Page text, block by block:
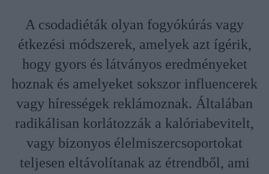
A csodadiéták olyan fogyókúrás vagy
étkezési módszerek, amelyek azt ígérik,
hogy gyors és látványos eredményeket
hoznak és amelyeket sokszor influencerek
vagy hírességek reklámoznak. Általában
radikálisan korlátozzák a kalóriabevitelt,
vagy bizonyos élelmiszercsoportokat
teljesen eltávolítanak az étrendből, ami